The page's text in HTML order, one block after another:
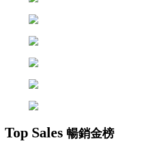
Top Sales 暢銷金榜